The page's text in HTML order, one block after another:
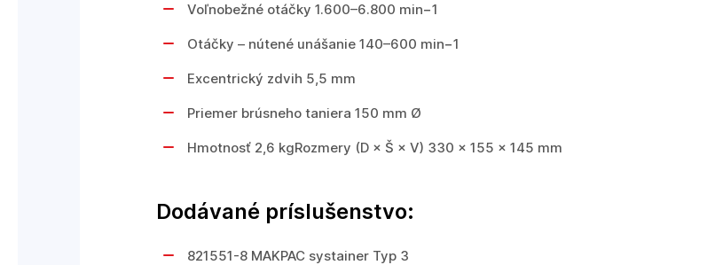
Voľnobežné otáčky 1.600–6.800 min−1
Otáčky – nútené unášanie 140–600 min−1
Excentrický zdvih 5,5 mm
Priemer brúsneho taniera 150 mm Ø
Hmotnosť 2,6 kgRozmery (D × Š × V) 330 × 155 × 145 mm
Dodávané príslušenstvo:
821551-8 MAKPAC systainer Typ 3